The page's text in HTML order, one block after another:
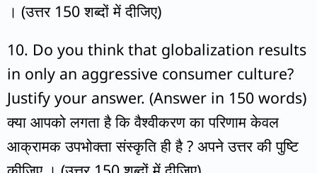
। (उत्तर 150 शब्दों में दीजिए)
10. Do you think that globalization results
in only an aggressive consumer culture?
Justify your answer. (Answer in 150 words)
क्या आपको लगता है कि वैश्वीकरण का परिणाम केवल
आक्रामक उपभोक्ता संस्कृति ही है ? अपने उत्तर की पुष्टि